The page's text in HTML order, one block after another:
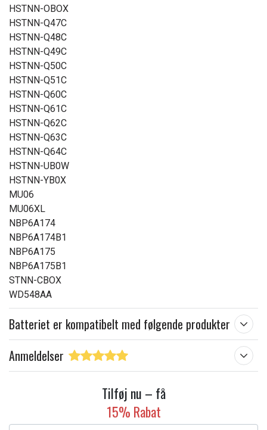
HSTNN-OBOX
HSTNN-Q47C
HSTNN-Q48C
HSTNN-Q49C
HSTNN-Q50C
HSTNN-Q51C
HSTNN-Q60C
HSTNN-Q61C
HSTNN-Q62C
HSTNN-Q63C
HSTNN-Q64C
HSTNN-UB0W
HSTNN-YB0X
MU06
MU06XL
NBP6A174
NBP6A174B1
NBP6A175
NBP6A175B1
STNN-CBOX
WD548AA
Batteriet er kompatibelt med følgende produkter
Anmeldelser
Tilføj nu – få
15% Rabat